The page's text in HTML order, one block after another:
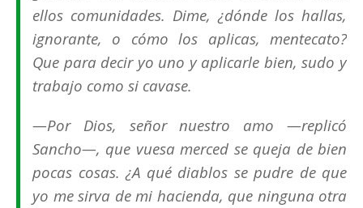
ellos comunidades. Dime, ¿dónde los hallas,
ignorante, o cómo los aplicas, mentecato?
Que para decir yo uno y aplicarle bien, sudo y
trabajo como si cavase.
—Por Dios, señor nuestro amo —replicó
Sancho—, que vuesa merced se queja de bien
pocas cosas. ¿A qué diablos se pudre de que
yo me sirva de mi hacienda, que ninguna otra